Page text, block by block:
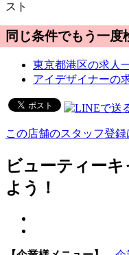
スト
同じ条件でもう一度
東京都港区の求人
アイデザイナーの
この店舗のスタッフ登録
ビューティー
よう！